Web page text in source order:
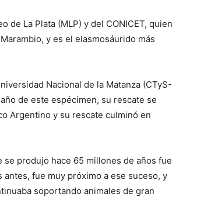
de La Plata (MLP) y del CONICET, quien
y es el elasmosáurido más
Nacional de la Matanza (CTyS-
de este espécimen, su rescate se
Argentino y su rescate culminó en
produjo hace 65 millones de años fue
fue muy próximo a ese suceso, y
soportando animales de gran